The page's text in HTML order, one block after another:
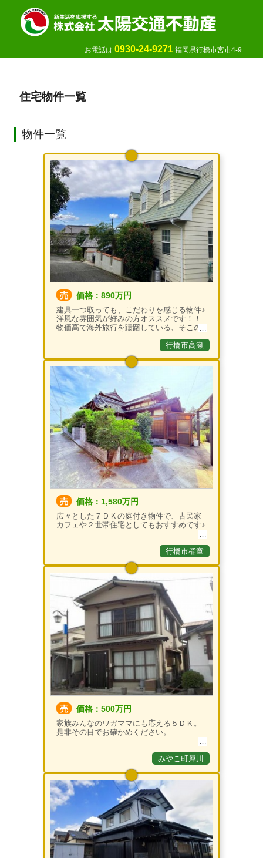
お電話は 0930-24-9271 福岡県行橋市宮市4-9
住宅物件一覧
物件一覧
売 価格：890万円
建具一つ取っても、こだわりを感じる物件♪
洋風な雰囲気が好みの方オススメです！！
物価高で海外旅行を躊躇している、そこの
行橋市高瀬
売 価格：1,580万円
広々とした７ＤＫの庭付き物件で、古民家
カフェや２世帯住宅としてもおすすめです♪
行橋市稲童
売 価格：500万円
家族みんなのワガママにも応える５ＤＫ。
是非その目でお確かめください。
みやこ町犀川